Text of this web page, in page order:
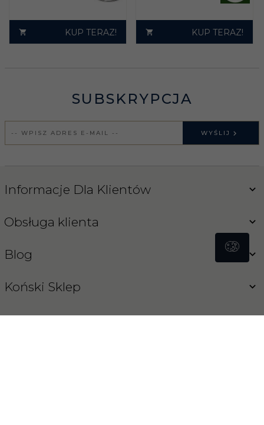
KUP TERAZ! KUP TERAZ!
SUBSKRYPCJA
WYŚLIJ
Informacje Dla Klientów
Obsługa klienta
Blog
Koński Sklep